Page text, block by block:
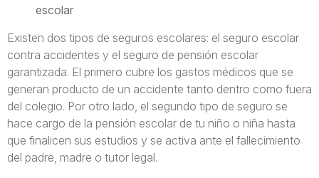
escolar
Existen dos tipos de seguros escolares: el seguro escolar
contra accidentes y el seguro de pensión escolar
garantizada. El primero cubre los gastos médicos que se
generan producto de un accidente tanto dentro como fuera
del colegio. Por otro lado, el segundo tipo de seguro se
hace cargo de la pensión escolar de tu niño o niña hasta
que finalicen sus estudios y se activa ante el fallecimiento
del padre, madre o tutor legal.